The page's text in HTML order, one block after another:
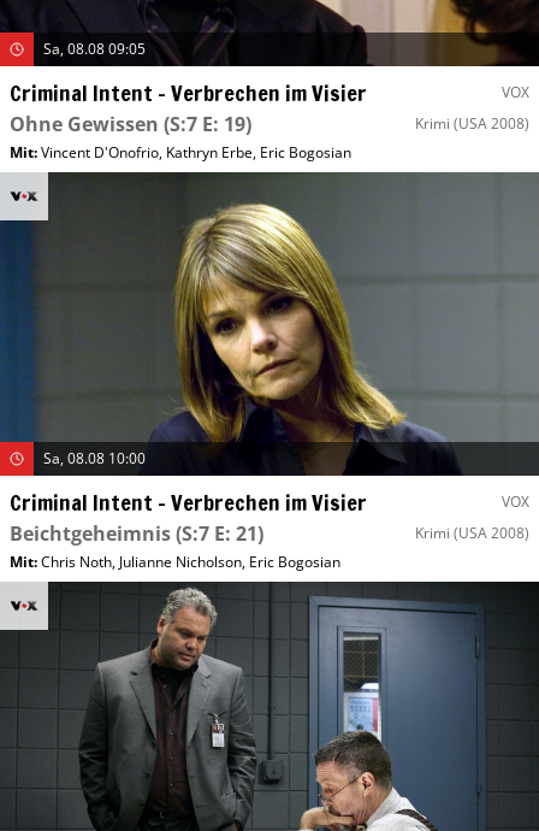
Sa, 08.08 09:05
Criminal Intent – Verbrechen im Visier VOX
Ohne Gewissen (S:7 E: 19) Krimi (USA 2008)
Mit:Vincent D'Onofrio, Kathryn Erbe, Eric Bogosian
Sa, 08.08 10:00
Criminal Intent – Verbrechen im Visier VOX
Beichtgeheimnis(S:7 E: 21) Krimi (USA 2008)
Mit:Chris Noth, Julianne Nicholson, Eric Bogosian